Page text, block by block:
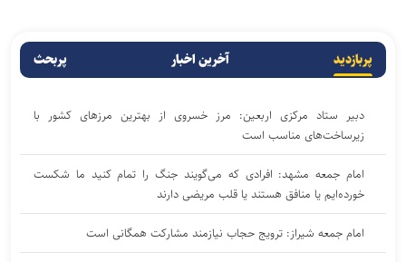
پربازدید آخرین اخبار پربحث
دبیر ستاد مرکزی اربعین: مرز خسروی از بهترین مرزهای کشور با
زیرساخت‌های مناسب است
امام جمعه مشهد: افرادی که می‌گویند جنگ را تمام کنید ما شکست
خورده‌ایم یا منافق هستند یا قلب مریضی دارند
امام جمعه شیراز: ترویج حجاب نیازمند مشارکت همگانی است